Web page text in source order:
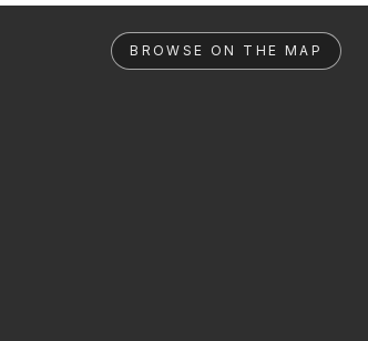
BROWSE ON THE MAP